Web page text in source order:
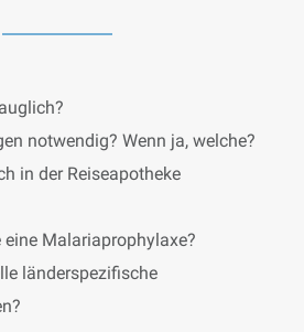
notwendig? Wenn ja, welche?
in der Reiseapotheke
eine Malariaprophylaxe?
länderspezifische